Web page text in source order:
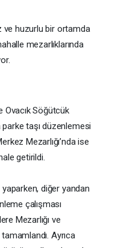
ve huzurlu bir ortamda
mezarlıklarında
Ovacık Söğütcük
parke taşı düzenlemesi
Mezarlığı’nda ise
getirildi.
diğer yandan
çalışması
Mezarlığı ve
Ayrıca